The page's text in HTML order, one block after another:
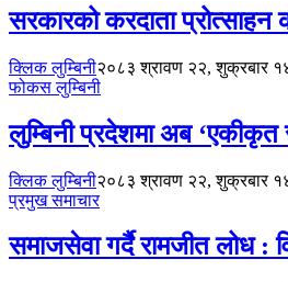
सरकारको करदाता प्रोत्साहन
क्लिक लुम्बिनी२०८३ श्रावण २२, शुक्रबार
फोकस लुम्बिनी
लुम्बिनी प्रदेशमा अब ‘एकीकृत
क्लिक लुम्बिनी२०८३ श्रावण २२, शुक्रबार
प्रमुख समाचार
समाजसेवा गर्दै रामजीत लोध :